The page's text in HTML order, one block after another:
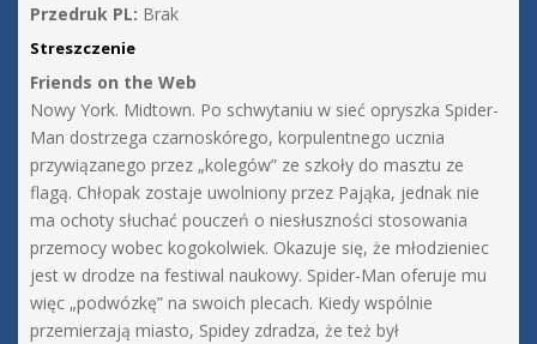
Przedruk PL: Brak
Streszczenie
Friends on the Web
Nowy York. Midtown. Po schwytaniu w sieć opryszka Spider-
Man dostrzega czarnoskórego, korpulentnego ucznia
przywiązanego przez „kolegów” ze szkoły do masztu ze
flagą. Chłopak zostaje uwolniony przez Pająka, jednak nie
ma ochoty słuchać pouczeń o niesłuszności stosowania
przemocy wobec kogokolwiek. Okazuje się, że młodzieniec
jest w drodze na festiwal naukowy. Spider-Man oferuje mu
więc „podwózkę” na swoich plecach. Kiedy wspólnie
przemierzają miasto, Spidey zdradza, że też był